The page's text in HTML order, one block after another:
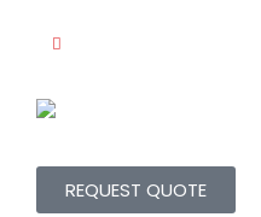
REQUEST QUOTE